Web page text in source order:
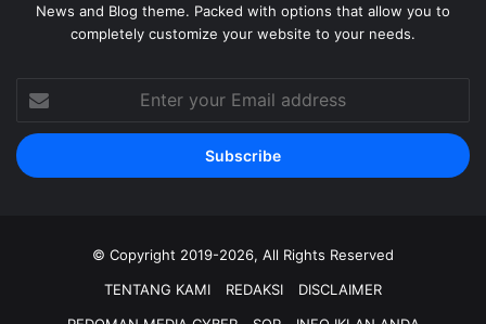
News and Blog theme. Packed with options that allow you to
completely customize your website to your needs.
your
Email
address
© Copyright 2019-2026, All Rights Reserved
TENTANG KAMI
REDAKSI
DISCLAIMER